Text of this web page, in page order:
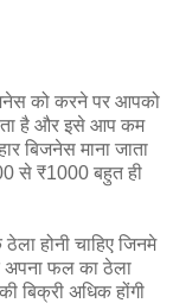
को करने पर आपको
है और इसे आप कम
बिजनेस माना जाता
से ₹1000 बहुत ही
होनी चाहिए जिनमे
फल का ठेला
बिक्री अधिक होंगी